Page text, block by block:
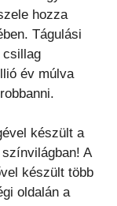
hozza
Tágulási
csillag
év múlva
készült a
A
készült több
oldalán a